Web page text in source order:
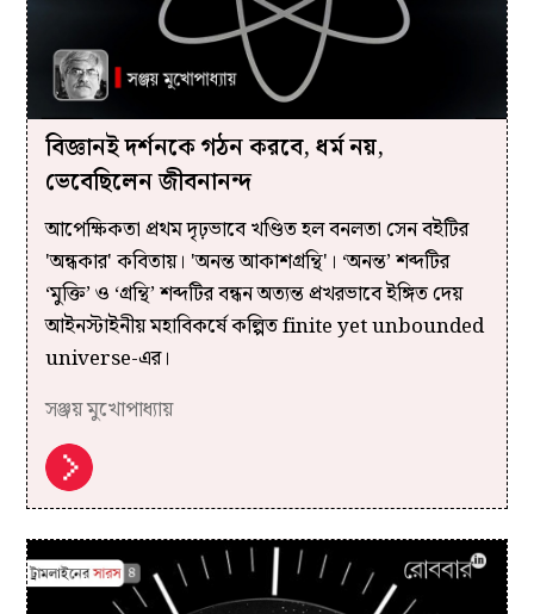
বিজ্ঞানই দর্শনকে গঠন করবে, ধর্ম নয়,
ভেবেছিলেন জীবনানন্দ
আপেক্ষিকতা প্রথম দৃঢ়ভাবে খণ্ডিত হল বনলতা সেন বইটির
'অন্ধকার' কবিতায়। 'অনন্ত আকাশগ্রন্থি'। ‘অনন্ত’ শব্দটির
‘মুক্তি’ ও ‘গ্রন্থি’ শব্দটির বন্ধন অত্যন্ত প্রখরভাবে ইঙ্গিত দেয়
আইনস্টাইনীয় মহাবিকর্ষে কল্পিত finite yet unbounded
universe-এর।
সঞ্জয় মুখোপাধ্যায়